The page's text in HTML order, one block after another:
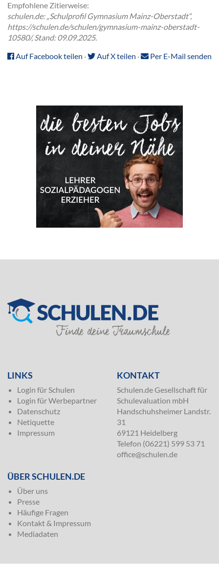
Empfohlene Zitierweise:
schulen.de: „Schulprofil Gymnasium Mainz-Oberstadt“,
https://schulen.de/schulen/gymnasium-mainz-oberstadt-
10580/, Stand: 09.09.2025.
Auf Facebook teilen · Auf X teilen · Per E-Mail senden
LINKS
Login für Schulen
Login für Werbepartner
Datenschutz
Netiquette
Impressum
KONTAKT
Schulen.de Gesellschaft für
Schulevaluation mbH
Handschuhsheimer Landstr.
31
69121 Heidelberg
Telefon (06221) 599 53 71
office@schulen.de
ÜBER SCHULEN.DE
Über uns
Presse
Häufige Fragen
Kontakt & Impressum
Mediadaten